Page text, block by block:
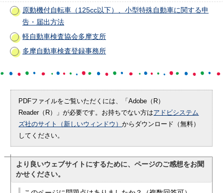
原動機付自転車（125cc以下）、小型特殊自動車に関する申
告・届出方法
軽自動車検査協会多摩支所
多摩自動車検査登録事務所
PDFファイルをご覧いただくには、「Adobe（R）
Reader（R）」が必要です。お持ちでない方はアドビシステム
ズ社のサイト（新しいウィンドウ）からダウンロード（無料）
してください。
より良いウェブサイトにするために、ページのご感想をお聞
かせください。